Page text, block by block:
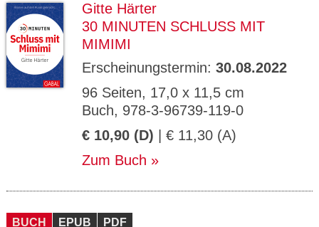
Gitte Härter
30 MINUTEN SCHLUSS MIT
MIMIMI
Erscheinungstermin: 30.08.2022
96 Seiten, 17,0 x 11,5 cm
Buch, 978-3-96739-119-0
€ 10,90 (D) | € 11,30 (A)
Zum Buch
BUCH EPUB PDF
GV_CO
OKIES
gabal-
verlag.
Speichert den Zustimmungsstatus des
Domäne.